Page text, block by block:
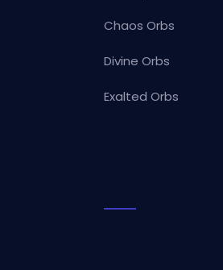
Chaos Orbs
Divine Orbs
Exalted Orbs